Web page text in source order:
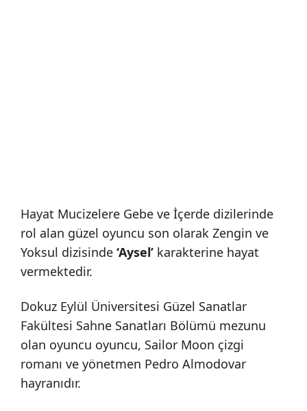
Hayat Mucizelere Gebe ve İçerde dizilerinde
rol alan güzel oyuncu son olarak Zengin ve
Yoksul dizisinde ‘Aysel’ karakterine hayat
vermektedir.
Dokuz Eylül Üniversitesi Güzel Sanatlar
Fakültesi Sahne Sanatları Bölümü mezunu
olan oyuncu oyuncu, Sailor Moon çizgi
romanı ve yönetmen Pedro Almodovar
hayranıdır.